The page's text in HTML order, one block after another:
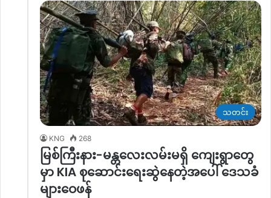
သတင်း
KNG 268
မြစ်ကြီးနား-မန္တလေးလမ်း‌မရှိ ကျေးရွာတွေ
မှာ KIA စုဆောင်းရေးဆွဲနေတဲ့အပေါ် ဒေသခံ
များဝေဖန်